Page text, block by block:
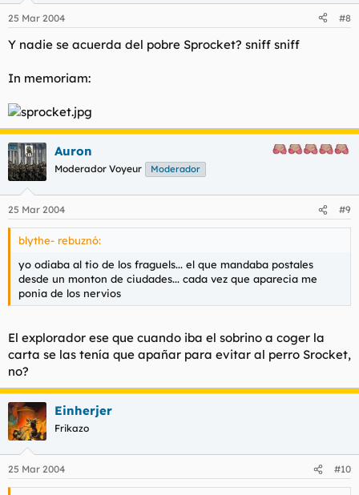
25 Mar 2004 #8
Y nadie se acuerda del pobre Sprocket? sniff sniff
In memoriam:
Auron
Moderador Voyeur Moderador
25 Mar 2004 #9
blythe- rebuznó:
yo odiaba al tio de los fraguels... el que mandaba postales
desde un monton de ciudades... cada vez que aparecia me
ponia de los nervios
El explorador ese que cuando iba el sobrino a coger la
carta se las tenía que apañar para evitar al perro Srocket,
no?
Einherjer
Frikazo
25 Mar 2004 #10